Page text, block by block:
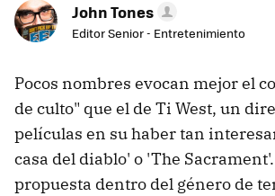
John Tones
Editor Senior - Entretenimiento
Pocos nombres evocan mejor el
de culto" que el de Ti West, un
películas en su haber tan
casa del diablo' o 'The
propuesta dentro del género de